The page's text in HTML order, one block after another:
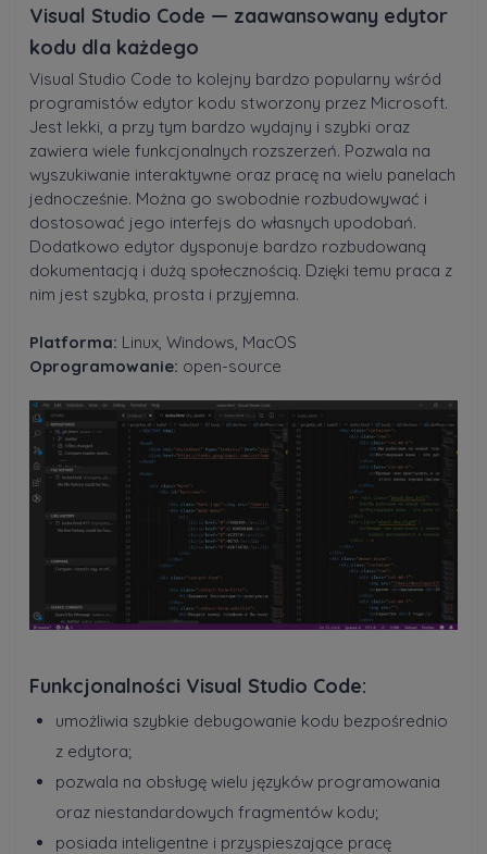
Visual Studio Code — zaawansowany edytor
kodu dla każdego
Visual Studio Code to kolejny bardzo popularny wśród
programistów edytor kodu stworzony przez Microsoft.
Jest lekki, a przy tym bardzo wydajny i szybki oraz
zawiera wiele funkcjonalnych rozszerzeń. Pozwala na
wyszukiwanie interaktywne oraz pracę na wielu panelach
jednocześnie. Można go swobodnie rozbudowywać i
dostosować jego interfejs do własnych upodobań.
Dodatkowo edytor dysponuje bardzo rozbudowaną
dokumentacją i dużą społecznością. Dzięki temu praca z
nim jest szybka, prosta i przyjemna.
Platforma: Linux, Windows, MacOS
Oprogramowanie: open-source
Funkcjonalności Visual Studio Code:
umożliwia szybkie debugowanie kodu bezpośrednio
z edytora;
pozwala na obsługę wielu języków programowania
oraz niestandardowych fragmentów kodu;
posiada inteligentne i przyspieszające pracę